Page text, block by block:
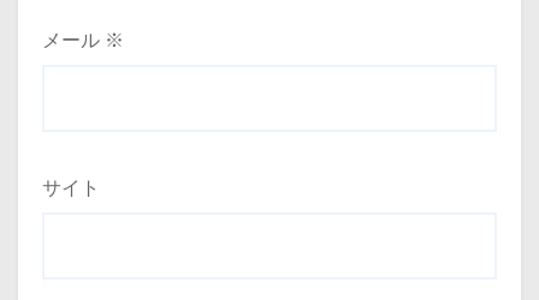
メール ※
サイト